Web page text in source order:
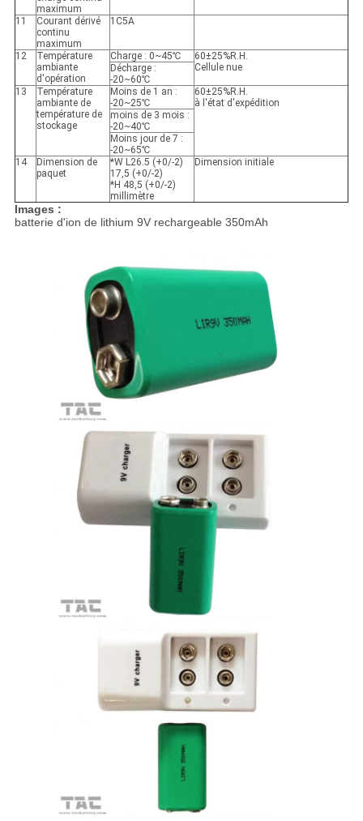
maximum
11
Courant dérivé
continu
maximum
1C5A
12
Température
ambiante
d'opération
Charge : 0~45℃
60±25%R.H.
Cellule nue
Décharge :
-20~60℃
13
Température
ambiante de
température de
stockage
Moins de 1 an :
-20~25℃
60±25%R.H.
à l'état d'expédition
moins de 3 mois :
-20~40℃
Moins jour de 7 :
-20~65℃
14
Dimension de
paquet
*W L26.5 (+0/-2)
17,5 (+0/-2)
*H 48,5 (+0/-2)
millimètre
Dimension initiale
Images :
batterie d'ion de lithium 9V rechargeable 350mAh